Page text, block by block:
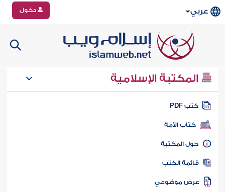
عربي دخول
المكتبة الإسلامية
كتب PDF
كتاب الأمة
المكتبة
الكتب